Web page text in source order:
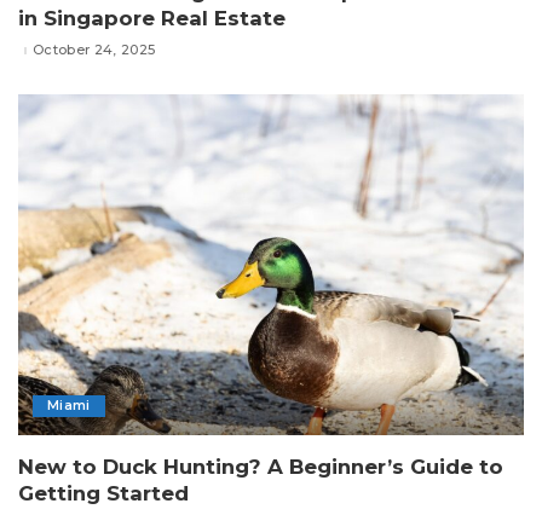
in Singapore Real Estate
October 24, 2025
Miami
New to Duck Hunting? A Beginner’s Guide to
Getting Started